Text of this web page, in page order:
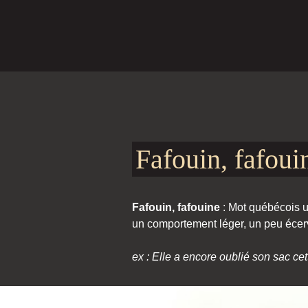
Fafouin,
Fafouin, fafouine : Mot québécois
un comportement léger, un peu
ex : Elle a encore oublié son sac